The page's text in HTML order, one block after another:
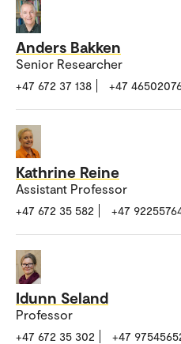
Anders Bakken
Senior Researcher
+47 672 37 138 +47
Kathrine Reine
Assistant Professor
+47 672 35 582 +47
Idunn Seland
Professor
+47 672 35 302 +47